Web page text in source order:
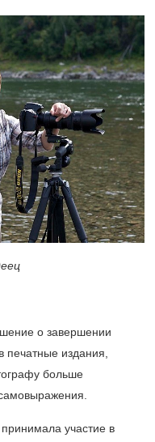
о завершении
печатные издания,
больше
участие в